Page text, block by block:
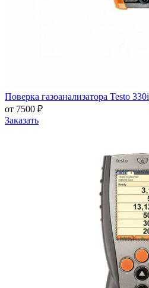
Поверка газоанализатора Testo 330i
от 7500 ₽
Заказать